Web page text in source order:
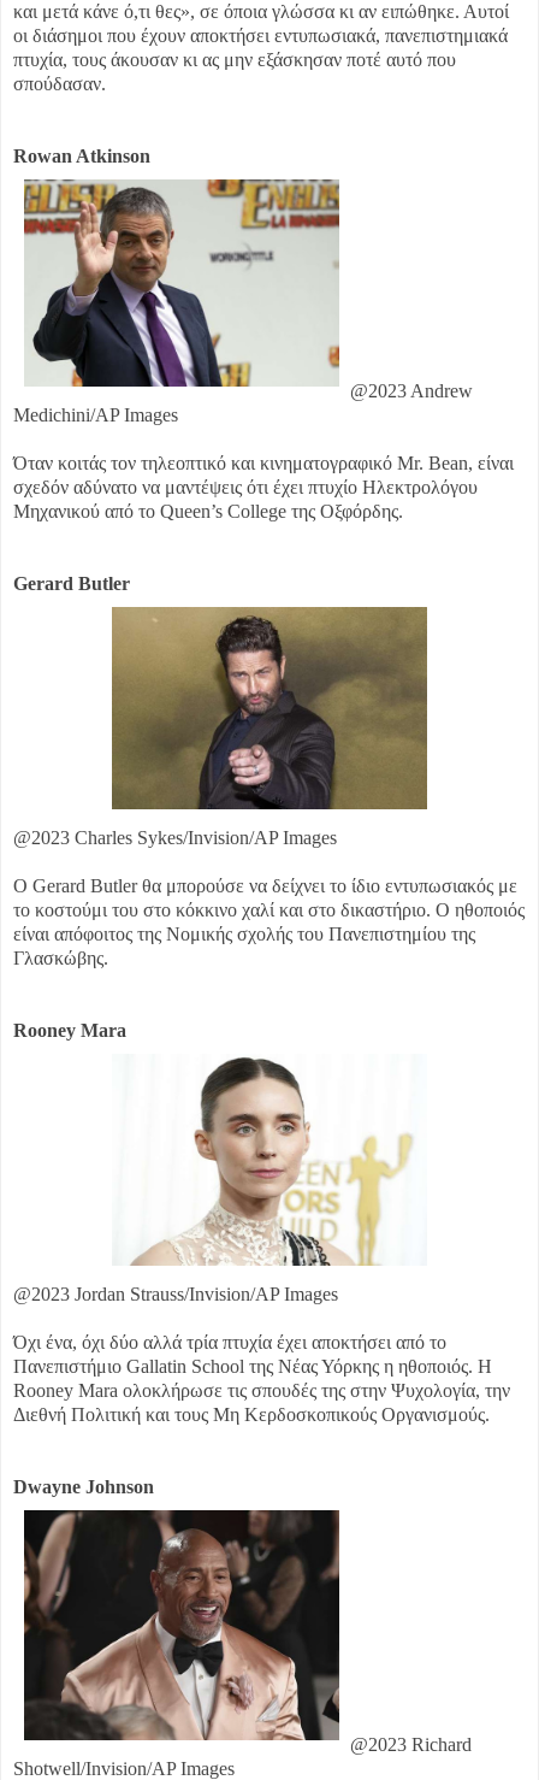
και μετά κάνε ό,τι θες», σε όποια γλώσσα κι αν ειπώθηκε. Αυτοί
οι διάσημοι που έχουν αποκτήσει εντυπωσιακά, πανεπιστημιακά
πτυχία, τους άκουσαν κι ας μην εξάσκησαν ποτέ αυτό που
σπούδασαν.
Rowan Atkinson
@2023 Andrew
Medichini/AP Images
Όταν κοιτάς τον τηλεοπτικό και κινηματογραφικό Mr. Bean, είναι
σχεδόν αδύνατο να μαντέψεις ότι έχει πτυχίο Ηλεκτρολόγου
Μηχανικού από το Queen’s College της Οξφόρδης.
Gerard Butler
@2023 Charles Sykes/Invision/AP Images
Ο Gerard Butler θα μπορούσε να δείχνει το ίδιο εντυπωσιακός με
το κοστούμι του στο κόκκινο χαλί και στο δικαστήριο. Ο ηθοποιός
είναι απόφοιτος της Νομικής σχολής του Πανεπιστημίου της
Γλασκώβης.
Rooney Mara
@2023 Jordan Strauss/Invision/AP Images
Όχι ένα, όχι δύο αλλά τρία πτυχία έχει αποκτήσει από το
Πανεπιστήμιο Gallatin School της Νέας Υόρκης η ηθοποιός. Η
Rooney Mara ολοκλήρωσε τις σπουδές της στην Ψυχολογία, την
Διεθνή Πολιτική και τους Μη Κερδοσκοπικούς Οργανισμούς.
Dwayne Johnson
@2023 Richard
Shotwell/Invision/AP Images